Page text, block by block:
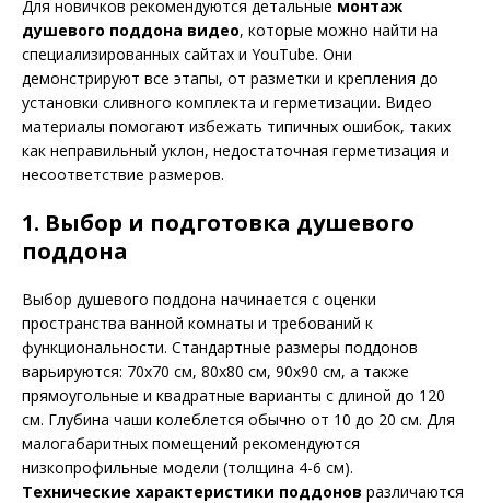
Для новичков рекомендуются детальные монтаж
душевого поддона видео, которые можно найти на
специализированных сайтах и YouTube. Они
демонстрируют все этапы, от разметки и крепления до
установки сливного комплекта и герметизации. Видео
материалы помогают избежать типичных ошибок, таких
как неправильный уклон, недостаточная герметизация и
несоответствие размеров.
1. Выбор и подготовка душевого
поддона
Выбор душевого поддона начинается с оценки
пространства ванной комнаты и требований к
функциональности. Стандартные размеры поддонов
варьируются: 70х70 см, 80х80 см, 90х90 см, а также
прямоугольные и квадратные варианты с длиной до 120
см. Глубина чаши колеблется обычно от 10 до 20 см. Для
малогабаритных помещений рекомендуются
низкопрофильные модели (толщина 4-6 см).
Технические характеристики поддонов различаются